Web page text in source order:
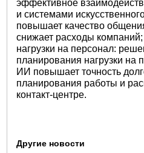
эффективное
и системами
повышает качество
снижает расходы
нагрузки на персонал:
планирования нагрузки
ИИ повышает точность
планирования работы и
контакт-центре.
Другие новости